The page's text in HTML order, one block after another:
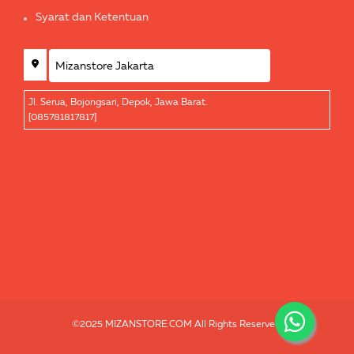
Syarat dan Ketentuan
Jl. Serua, Bojongsari, Depok, Jawa Barat.
[085781817817]
©2025 MIZANSTORE.COM All Rights Reserved.